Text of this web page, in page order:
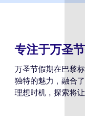
专注于万圣
万圣节假期在巴黎
独特的魅力，融合
理想时机，探索将